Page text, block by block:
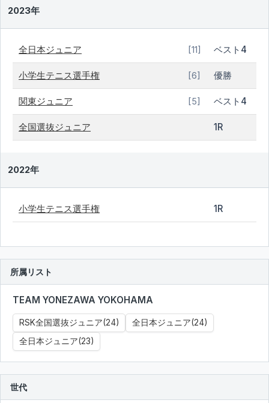
2023年
全日本ジュニア [11] ベスト4
小学生テニス選手権 [6] 優勝
関東ジュニア [5] ベスト4
全国選抜ジュニア 1R
2022年
小学生テニス選手権 1R
所属リスト
TEAM YONEZAWA YOKOHAMA
RSK全国選抜ジュニア(24)
全日本ジュニア(24)
全日本ジュニア(23)
世代